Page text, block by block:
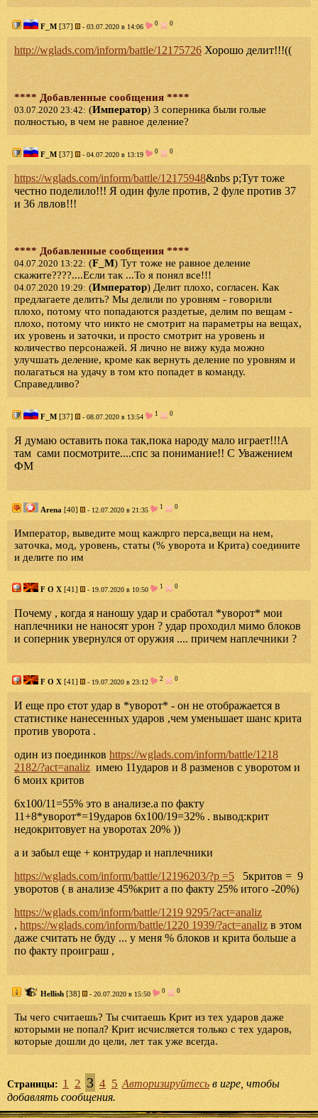
F_M [37] - 03.07.2020 в 14:06 0 0
http://wglads.com/inform/battle/12175726 Хорошо делит!!!((
**** Добавленные сообщения ****
03.07.2020 23:42: (Император) 3 соперника были голые
полностью, в чем не равное деление?
F_M [37] - 04.07.2020 в 13:19 0 0
https://wglads.com/inform/battle/12175948&nbs p;Тут тоже
честно поделило!!! Я один фуле против, 2 фуле против 37
и 36 лвлов!!!
**** Добавленные сообщения ****
04.07.2020 13:22: (F_M) Тут тоже не равное деление
скажите????....Если так ...То я понял все!!!
04.07.2020 19:29: (Император) Делит плохо, согласен. Как
предлагаете делить? Мы делили по уровням - говорили
плохо, потому что попадаются раздетые, делим по вещам -
плохо, потому что никто не смотрит на параметры на вещах,
их уровень и заточки, и просто смотрит на уровень и
количество персонажей. Я лично не вижу куда можно
улучшать деление, кроме как вернуть деление по уровням и
полагаться на удачу в том кто попадет в команду.
Справедливо?
F_M [37] - 08.07.2020 в 13:54 1 0
Я думаю оставить пока так,пока народу мало играет!!!А
там сами посмотрите....спс за понимание!! С Уважением
ФМ
Arena [40] - 12.07.2020 в 21:35 1 0
Император, выведите мощ кажлрго перса,вещи на нем,
заточка, мод, уровень, статы (% уворота и Крита) соедините
и делите по им
F O X [41] - 19.07.2020 в 10:50 1 0
Почему , когда я наношу удар и сработал *уворот* мои
наплечники не наносят урон ? удар проходил мимо блоков
и соперник увернулся от оружия .... причем наплечники ?
F O X [41] - 19.07.2020 в 23:12 2 0
И еще про єтот удар в *уворот* - он не отображается в
статистике нанесенных ударов ,чем уменьшает шанс крита
против уворота .
один из поединковhttps://wglads.com/inform/battle/1218
2182/?act=analizимею 11ударов и 8 разменов с уворотом и
6 моих критов
6х100/11=55% это в анализе.а по факту
11+8*уворот*=19ударов 6х100/19=32% . вывод:крит
недокритовует на уворотах 20% ))
а и забыл еще + контрудар и наплечники
https://wglads.com/inform/battle/12196203/?p =5 5критов = 9
уворотов ( в анализе 45%крит а по факту 25% итого -20%)
https://wglads.com/inform/battle/1219 9295/?act=analiz
, https://wglads.com/inform/battle/1220 1939/?act=analiz в этом
даже считать не буду ... у меня % блоков и крита больше а
по факту проиграш ,
Hellish [38] - 20.07.2020 в 15:50 0 0
Ты чего считаешь? Ты считаешь Крит из тех ударов даже
которыми не попал? Крит исчисляется только с тех ударов,
которые дошли до цели, лет так уже всегда.
Страницы: 1 2 3 4 5 Авторизируйтесь в игре, чтобы
добавлять сообщения.